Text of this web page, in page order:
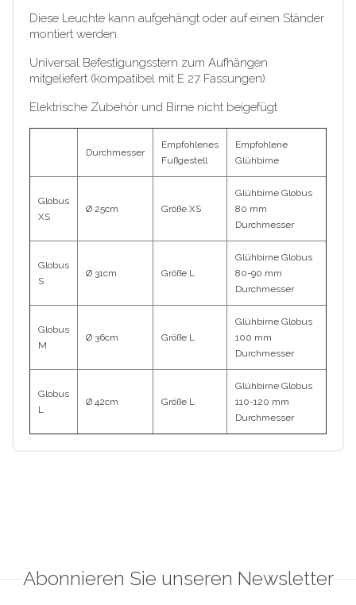
Diese Leuchte kann aufgehängt oder auf einen Ständer
montiert werden.
Universal Befestigungsstern zum Aufhängen
mitgeliefert (kompatibel mit E 27 Fassungen)
Elektrische Zubehör und Birne nicht beigefügt
Durchmesser
Empfohlenes
Fußgestell
Empfohlene
Glühbirne
Globus
XS
Ø 25cm Größe XS
Glühbirne Globus
80 mm
Durchmesser
Globus
S
Ø 31cm Größe L
Glühbirne Globus
80-90 mm
Durchmesser
Globus
M
Ø 36cm Größe L
Glühbirne Globus
100 mm
Durchmesser
Globus
L
Ø 42cm Größe L
Glühbirne Globus
110-120 mm
Durchmesser
Abonnieren Sie unseren Newsletter